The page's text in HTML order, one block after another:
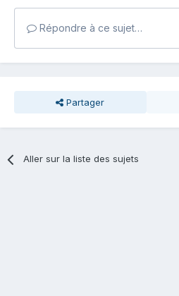
Répondre à ce sujet…
Partager
Aller sur la liste des sujets